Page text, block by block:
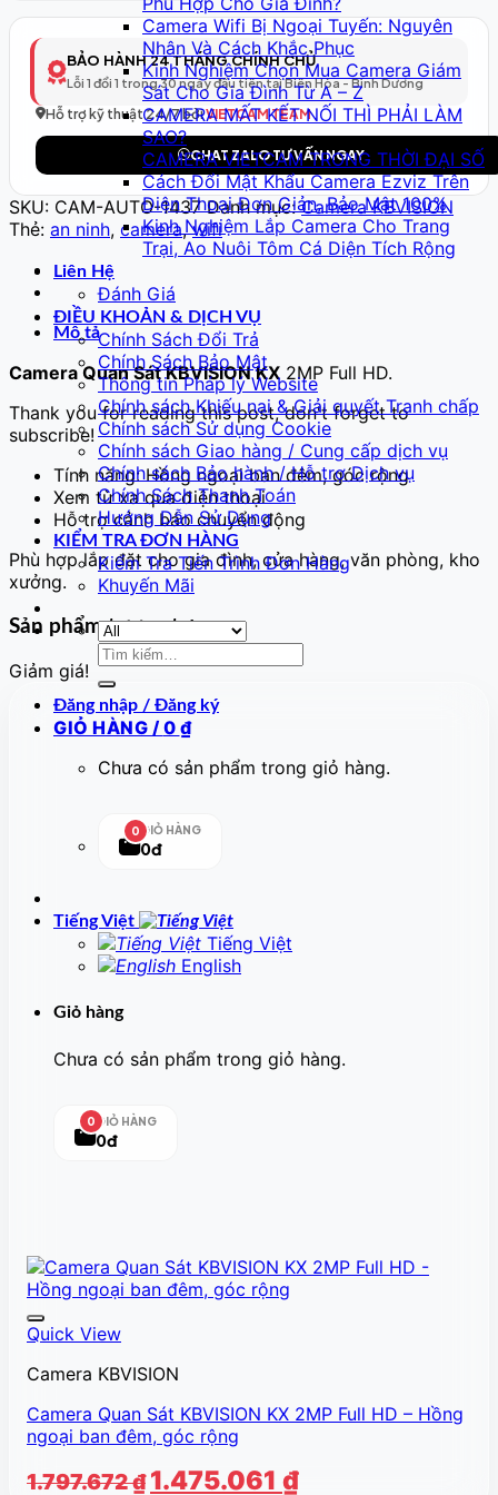
Camera Wifi Bị Ngoại Tuyến: Nguyên
Nhân Và Cách Khắc Phục
Kinh Nghiệm Chọn Mua Camera Giám
Sát Cho Gia Đình Từ A – Z
CAMERA MẤT KẾT NỐI THÌ PHẢI LÀM
SAO?
CAMERA VIETCAM TRONG THỜI ĐẠI SỐ
Cách Đổi Mật Khẩu Camera Ezviz Trên
Điện Thoại Đơn Giản, Bảo Mật 100%
Kinh Nghiệm Lắp Camera Cho Trang
Trại, Ao Nuôi Tôm Cá Diện Tích Rộng
Liên Hệ
Đánh Giá
ĐIỀU KHOẢN & DỊCH VỤ
Chính Sách Đổi Trả
Chính Sách Bảo Mật
Thông tin Pháp lý Website
Chính sách Khiếu nại & Giải quyết Tranh chấp
Chính sách Sử dụng Cookie
Chính sách Giao hàng / Cung cấp dịch vụ
Chính sách Bảo hành / Hỗ trợ Dịch vụ
Chính Sách Thanh Toán
Hướng Dẫn Sử Dụng
KIỂM TRA ĐƠN HÀNG
Kiểm Tra Tiến Trình Đơn Hàng
Khuyến Mãi
Tìm
Đăng nhập / Đăng ký
GIỎ HÀNG / 0 ₫
Chưa có sản phẩm trong giỏ hàng.
0 GIỎ HÀNG
0đ
Tiếng Việt
Tiếng Việt
English
Giỏ hàng
Chưa có sản phẩm trong giỏ hàng.
0 GIỎ HÀNG
0đ
Thông
Model
438
–
Full
HD
số
BẢO HÀNH 24 THÁNG CHÍNH CHỦ
Lỗi 1 đổi 1 trong 30 ngày đầu tiên tại Biên Hòa - Bình Dương
Hỗ trợ kỹ thuật 24/7 bởiVIETCAM TEAM
CHAT ZALO TƯ VẤN NGAY
SKU: CAM-AUTO-1437 Danh mục:Camera KBVISION
Thẻ: an ninh, camera,wifi
Mô tả
Camera Quan Sát KBVISION KX 2MP Full HD.
Thank you for reading this post, don't forget to
subscribe!
Tính năng: Hồng ngoại ban đêm, góc rộng
Xem từ xa qua điện thoại
Hỗ trợ cảnh báo chuyển động
Phù hợp lắp đặt cho gia đình, cửa hàng, văn phòng, kho
xưởng.
Sản phẩm tương tự
Giảm giá!
Quick View
Camera KBVISION
Camera Quan Sát KBVISION KX 2MP Full HD – Hồng
ngoại ban đêm, góc rộng
1.797.672₫ Giá
1.475.061 ₫Giá